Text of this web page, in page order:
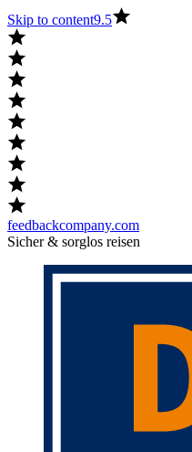
Skip to content9.5
feedbackcompany.com
Sicher & sorglos reisen